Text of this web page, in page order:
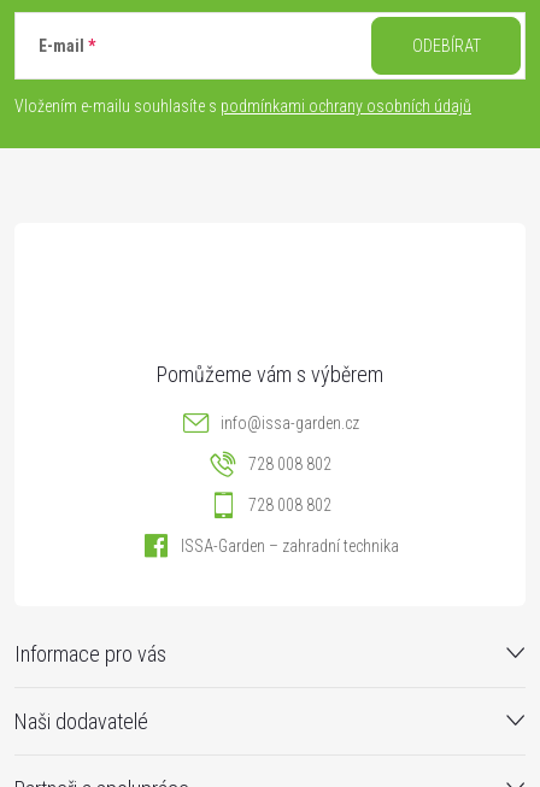
p
E-mail
Vložením e-mailu souhlasíte s podmínkami ochrany osobních údajů
ODEBÍRAT
Informace pro vás
info@issa-garden.cz
728 008 802
728 008 802
ISSA-Garden – zahradní technika
Naši dodavatelé